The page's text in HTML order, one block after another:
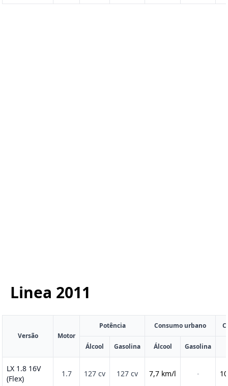
Linea 2011
Versão Motor
Potência Consumo urbano
Álcool Gasolina Álcool Gasolina
LX 1.8 16V
(Flex)
1.7 127 cv 127 cv 7,7 km/l -